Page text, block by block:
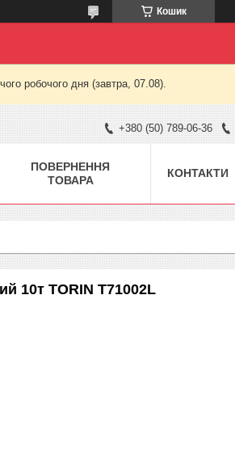
Кошик
робочого дня (завтра, 07.08).
+380 (50) 789-06-36
ПОВЕРНЕННЯ
ТОВАРА
КОНТАКТИ
10т TORIN T71002L